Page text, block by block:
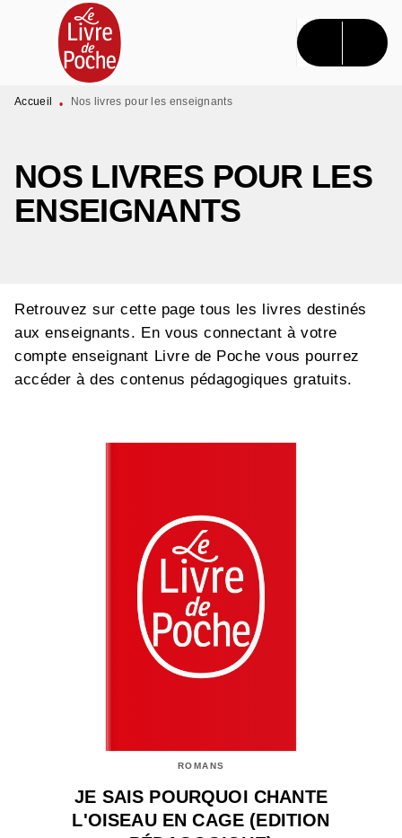
MENU RECHERCHE CONTENU
PIED DE PAGE
Accueil • Nos livres pour les enseignants
NOS LIVRES POUR LES
ENSEIGNANTS
Retrouvez sur cette page tous les livres destinés
aux enseignants. En vous connectant à votre
compte enseignant Livre de Poche vous pourrez
accéder à des contenus pédagogiques gratuits.
ROMANS
JE SAIS POURQUOI CHANTE
L'OISEAU EN CAGE (EDITION